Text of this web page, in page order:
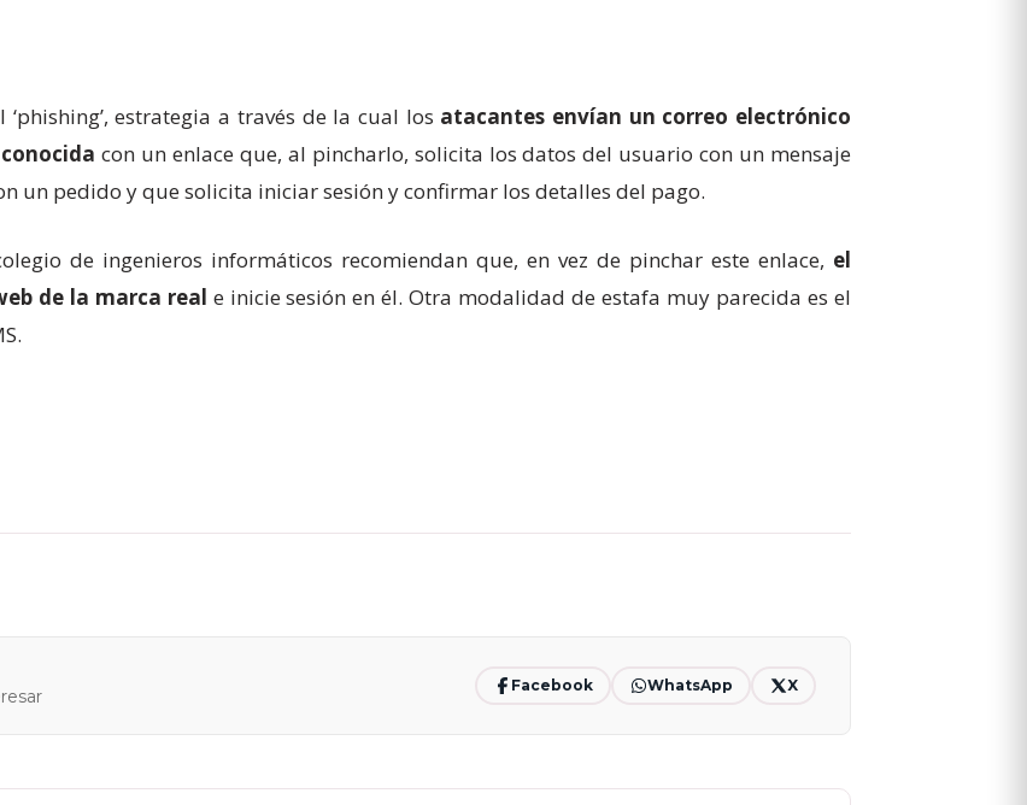
estrategia a través de la cual los atacantes envían un correo electrónico
con un enlace que, al pincharlo, solicita los datos del usuario con un mensaje
un pedido y que solicita iniciar sesión y confirmar los detalles del pago.
de ingenieros informáticos recomiendan que, en vez de pinchar este enlace, el
de la marca real e inicie sesión en él. Otra modalidad de estafa muy parecida es el
Facebook WhatsApp X